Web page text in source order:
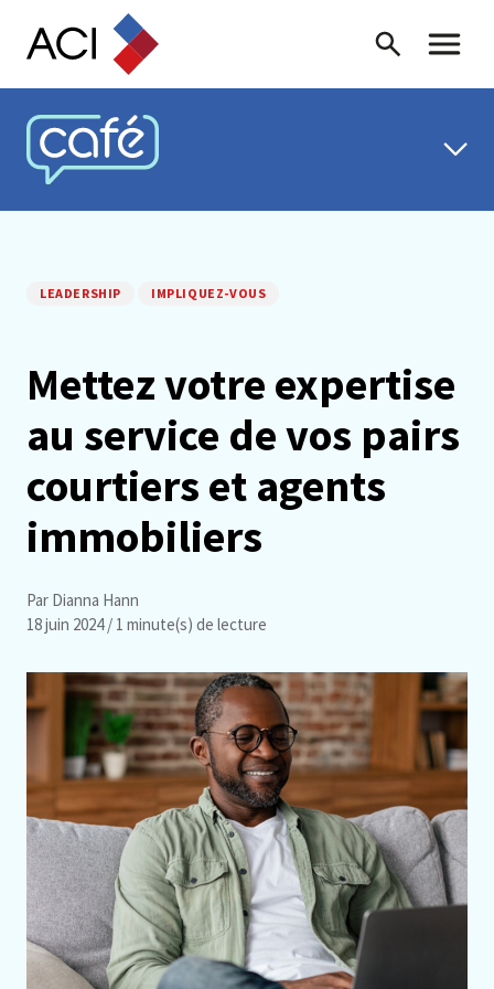
Skip to content
Recherche
Menu
CAFÉ ACI
LEADERSHIP IMPLIQUEZ-VOUS
Mettez votre expertise
au service de vos pairs
courtiers et agents
immobiliers
Par Dianna Hann
18 juin 2024/ 1 minute(s) de lecture